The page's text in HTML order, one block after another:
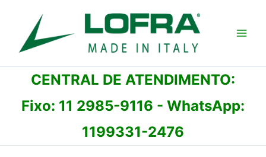
conteúdo
CENTRAL DE ATENDIMENTO:
Fixo: 11 2985-9116 - WhatsApp:
1199331-2476